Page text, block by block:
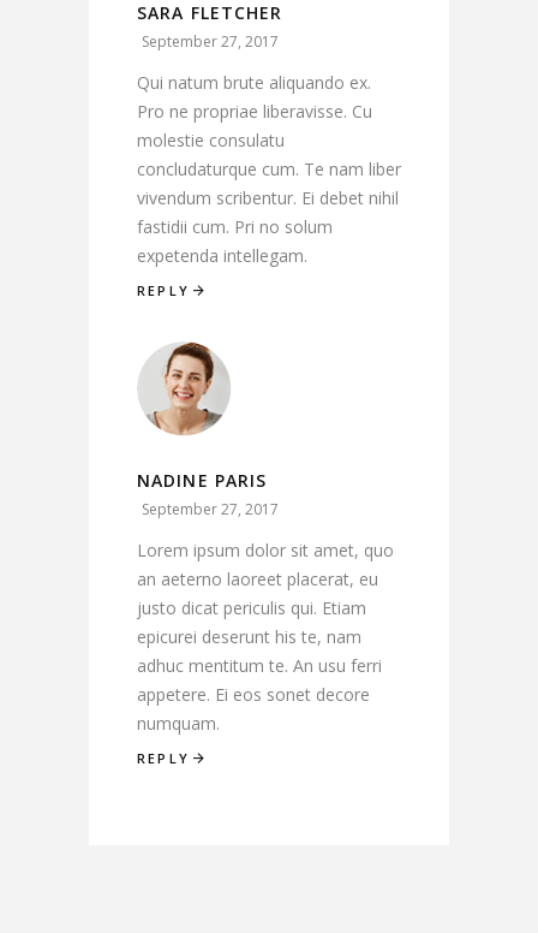
SARA FLETCHER
September 27, 2017
Qui natum brute aliquando ex.
Pro ne propriae liberavisse. Cu
molestie consulatu
concludaturque cum. Te nam liber
vivendum scribentur. Ei debet nihil
fastidii cum. Pri no solum
expetenda intellegam.
REPLY
NADINE PARIS
September 27, 2017
Lorem ipsum dolor sit amet, quo
an aeterno laoreet placerat, eu
justo dicat periculis qui. Etiam
epicurei deserunt his te, nam
adhuc mentitum te. An usu ferri
appetere. Ei eos sonet decore
numquam.
REPLY